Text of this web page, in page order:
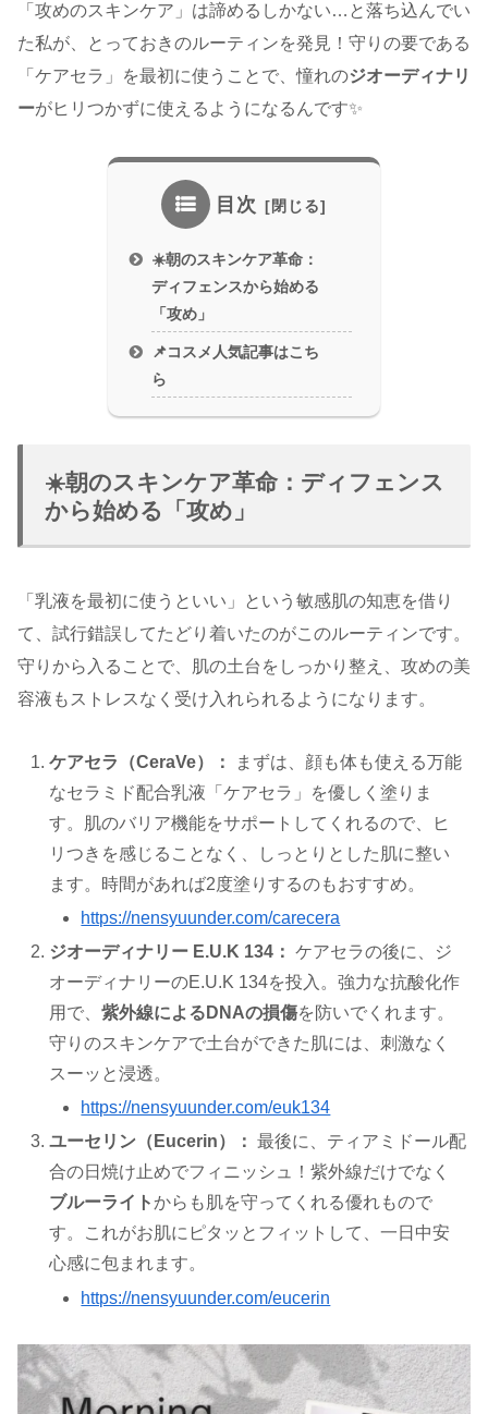
「攻めのスキンケア」は諦めるしかない…と落ち込んでい
た私が、とっておきのルーティンを発見！守りの要である
「ケアセラ」を最初に使うことで、憧れのジオーディナリ
ーがヒリつかずに使えるようになるんです✨
目次
☀️朝のスキンケア革命：
ディフェンスから始める
「攻め」
📌コスメ人気記事はこち
ら
☀️朝のスキンケア革命：ディフェンス
から始める「攻め」
「乳液を最初に使うといい」という敏感肌の知恵を借り
て、試行錯誤してたどり着いたのがこのルーティンです。
守りから入ることで、肌の土台をしっかり整え、攻めの美
容液もストレスなく受け入れられるようになります。
ケアセラ（CeraVe）：
まずは、顔も体も使える万能
なセラミド配合乳液「ケアセラ」を優しく塗りま
す。肌のバリア機能をサポートしてくれるので、ヒ
リつきを感じることなく、しっとりとした肌に整い
ます。時間があれば2度塗りするのもおすすめ。
https://nensyuunder.com/carecera
ジオーディナリー E.U.K 134： ケアセラの後に、ジ
オーディナリーのE.U.K 134を投入。強力な抗酸化作
用で、紫外線によるDNAの損傷を防いでくれます。
守りのスキンケアで土台ができた肌には、刺激なく
スーッと浸透。
https://nensyuunder.com/euk134
ユーセリン（Eucerin）： 最後に、ティアミドール配
合の日焼け止めでフィニッシュ！紫外線だけでなく
ブルーライトからも肌を守ってくれる優れもので
す。これがお肌にピタッとフィットして、一日中安
心感に包まれます。
https://nensyuunder.com/eucerin